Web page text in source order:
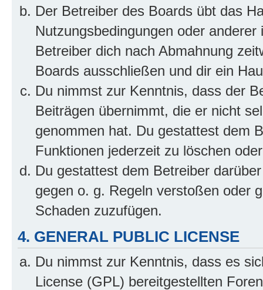
Der Betreiber des Boards übt das
Nutzungsbedingungen oder
Betreiber dich nach Abmahnung
Boards ausschließen und dir ein
Du nimmst zur Kenntnis, dass der
Beiträgen übernimmt, die er nicht
genommen hat. Du gestattest dem
Funktionen jederzeit zu löschen
Du gestattest dem Betreiber
gegen o. g. Regeln verstoßen oder
Schaden zuzufügen.
4. GENERAL PUBLIC LICENSE
Du nimmst zur Kenntnis, dass es
License (GPL) bereitgestellten